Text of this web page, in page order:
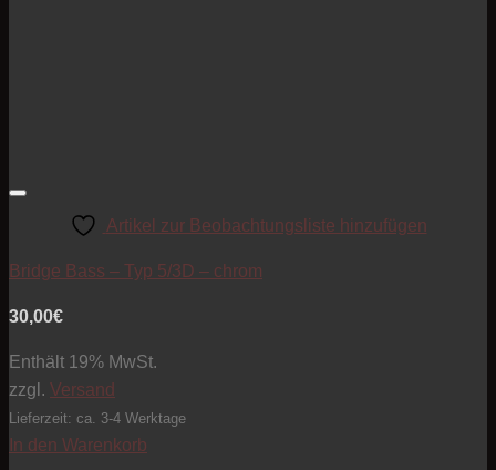
Artikel zur Beobachtungsliste hinzufügen
Bridge Bass – Typ 5/3D – chrom
30,00€
Enthält 19% MwSt.
zzgl. Versand
Lieferzeit: ca. 3-4 Werktage
In den Warenkorb